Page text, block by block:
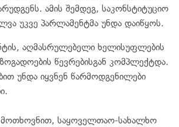
ამის შემდეგ, საკონსტიტუციო
უკვე პარლამენტმა უნდა დაიწყოს.
აღმასრულებელი ხელისუფლების
წევრებისგან კომპლექტდა.
უნდა იყვნენ წარმოდგენილები
საყოველთაო-სახალხო